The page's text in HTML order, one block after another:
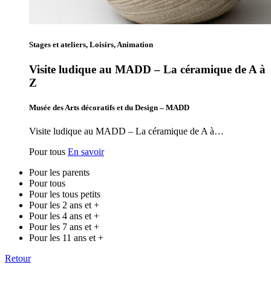
Stages et ateliers, Loisirs, Animation
Visite ludique au MADD – La céramique de A à
Z
Musée des Arts décoratifs et du Design – MADD
Visite ludique au MADD – La céramique de A à…
Pour tous En savoir
Pour les parents
Pour tous
Pour les tous petits
Pour les 2 ans et +
Pour les 4 ans et +
Pour les 7 ans et +
Pour les 11 ans et +
Retour